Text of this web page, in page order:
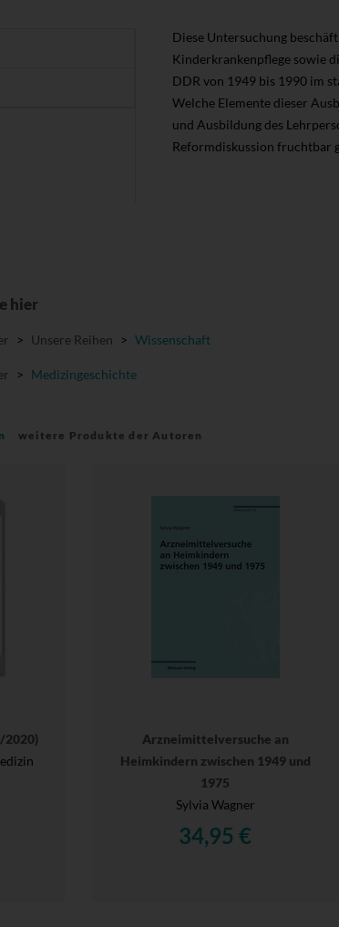
Diese Untersuchung
Kinderkrankenpflege sowie
DDR von 1949 bis 1990 im
Welche Elemente dieser
und Ausbildung des
Reformdiskussion fruchtbar
hier
> Unsere Reihen > Wissenschaft
> Medizingeschichte
weitere Produkte der Autoren
2020)
Arzneimittelversuche an
Heimkindern zwischen 1949 und
1975
Sylvia Wagner
34,95 €